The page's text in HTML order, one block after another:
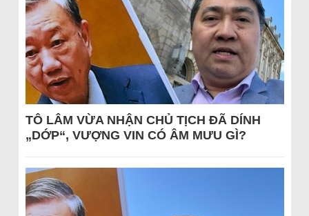
TÔ LÂM VỪA NHẬN CHỦ TỊCH ĐÃ DÍNH
„DỚP“, VƯỢNG VIN CÓ ÂM MƯU GÌ?